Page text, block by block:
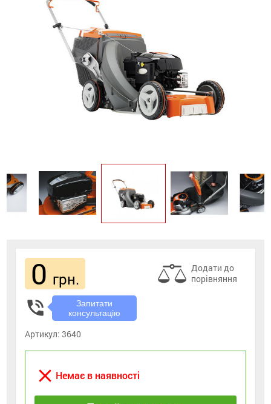
0 грн.
Додати до
порівняння
phone_in_talk
Запитати
консультацію
Артикул:3640
close Немає в наявності